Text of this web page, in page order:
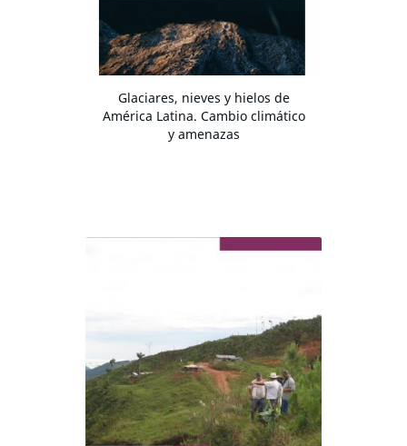
Glaciares, nieves y hielos de
América Latina. Cambio climático
y amenazas